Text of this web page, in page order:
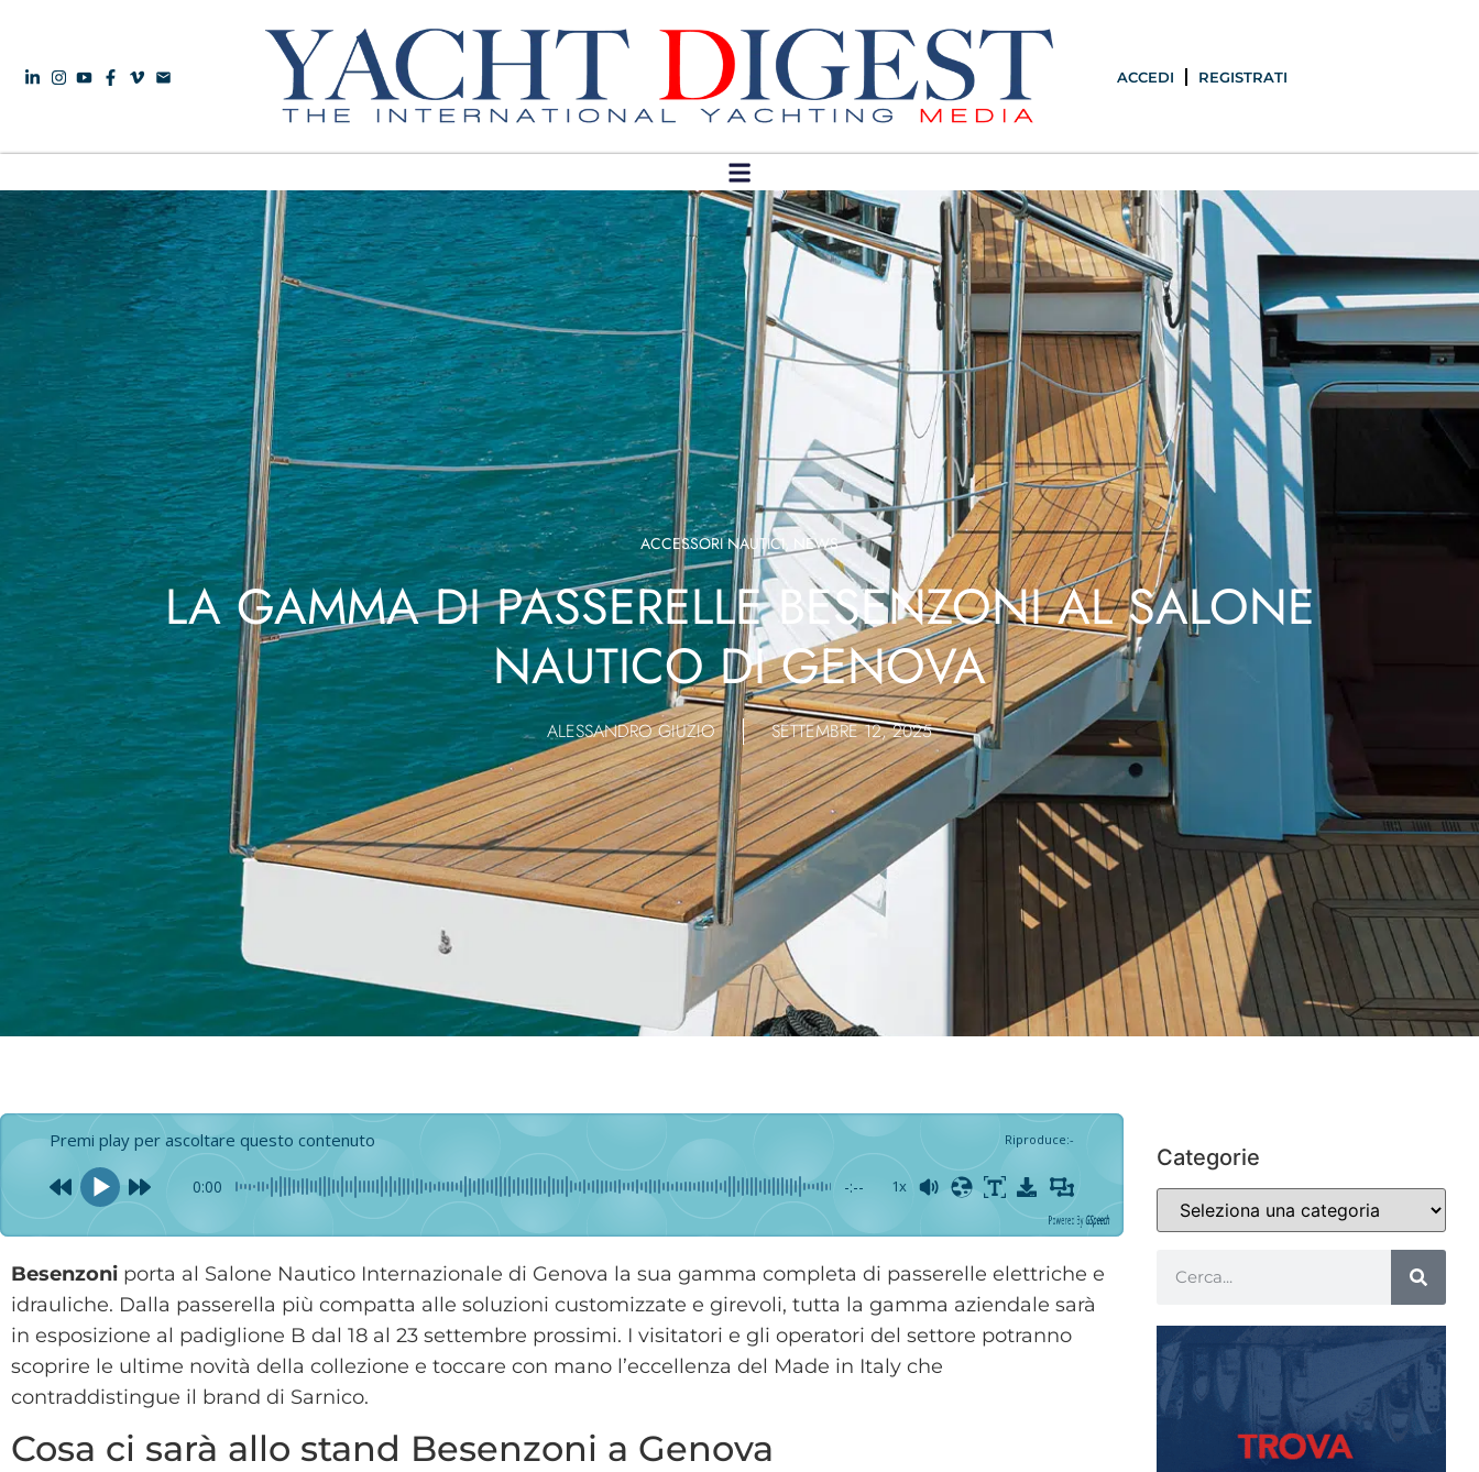
ACCEDI REGISTRATI
ACCESSORI NAUTICI, NEWS
LA GAMMA DI PASSERELLE BESENZONI AL SALONE
NAUTICO DI GENOVA
ALESSANDRO GIUZIO SETTEMBRE 12, 2025
Premi play per ascoltare questo contenuto Riproduce:-
0:00 -:-- 1x
Powered By GSpeech
Besenzoni porta al Salone Nautico Internazionale di Genova la sua gamma completa di passerelle elettriche e
idrauliche. Dalla passerella più compatta alle soluzioni customizzate e girevoli, tutta la gamma aziendale sarà
in esposizione al padiglione B dal 18 al 23 settembre prossimi. I visitatori e gli operatori del settore potranno
scoprire le ultime novità della collezione e toccare con mano l’eccellenza del Made in Italy che
contraddistingue il brand di Sarnico.
Cosa ci sarà allo stand Besenzoni a Genova
Categorie